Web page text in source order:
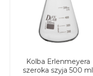
Kolba Erlenmeyera
szeroka szyja 500 ml